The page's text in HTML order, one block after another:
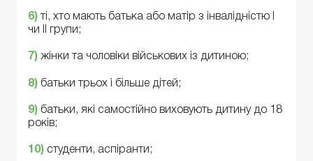
6) ті, хто мають батька або матір з інвалідністю I
чи II групи;
7) жінки та чоловіки військових із дитиною;
8) батьки трьох і більше дітей;
9) батьки, які самостійно виховують дитину до 18
років;
10) студенти, аспіранти;